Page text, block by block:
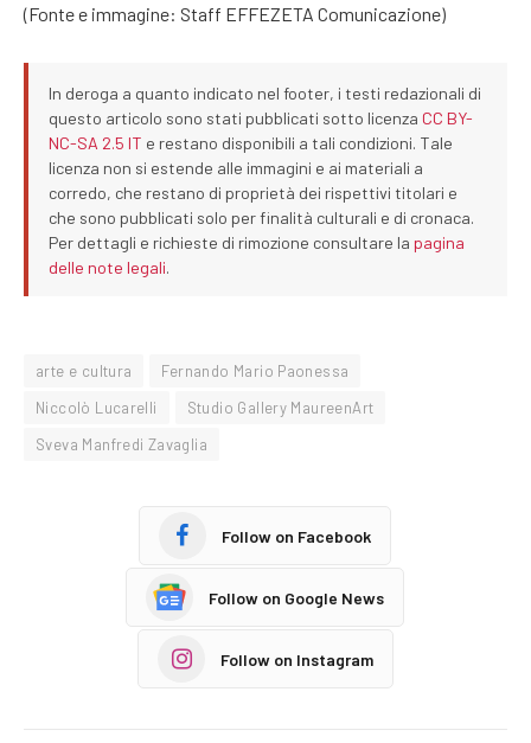
(Fonte e immagine: Staff EFFEZETA Comunicazione)
In deroga a quanto indicato nel footer, i testi redazionali di
questo articolo sono stati pubblicati sotto licenza CC BY-
NC-SA 2.5 IT e restano disponibili a tali condizioni. Tale
licenza non si estende alle immagini e ai materiali a
corredo, che restano di proprietà dei rispettivi titolari e
che sono pubblicati solo per finalità culturali e di cronaca.
Per dettagli e richieste di rimozione consultare la pagina
delle note legali.
arte e cultura
Fernando Mario Paonessa
Niccolò Lucarelli
Studio Gallery MaureenArt
Sveva Manfredi Zavaglia
Follow on Facebook
Follow on Google News
Follow on Instagram